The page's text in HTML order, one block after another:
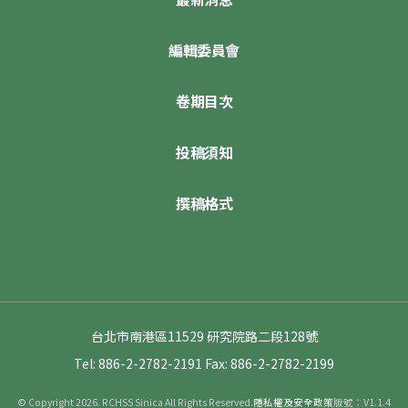
編輯委員會
卷期目次
投稿須知
撰稿格式
台北市南港區11529 研究院路二段128號
Tel: 886-2-2782-2191 Fax: 886-2-2782-2199
© Copyright 2026. RCHSS Sinica All Rights Reserved.隱私權及安全政策版號：V1.1.4